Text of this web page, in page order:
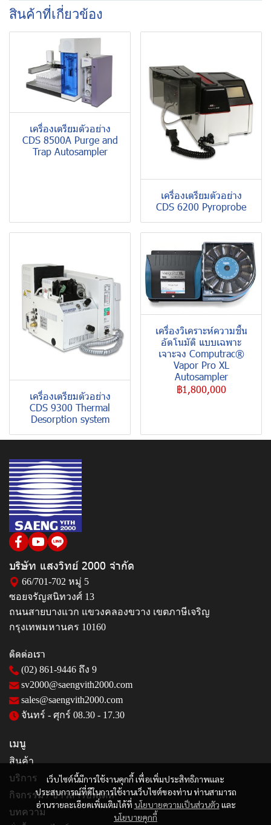
สินค้าที่เกี่ยวข้อง
เครื่องเตรียมตัวอย่าง
CDS 8500A Purge and
Trap Autosampler
เครื่องเตรียมตัวอย่าง
CDS 6200 Pyroprobe
เครื่องเตรียมตัวอย่าง
CDS 9300 Thermal
Desorption system
เครื่องวิเคราะห์ความชื้น
อัตโนมัติ แบบเฉพาะ
เจาะจง Computrac®
Vapor Pro XL
Autosampler
฿1,800,000
เว็บไซต์นี้มีการใช้งานคุกกี้ เพื่อเพิ่มประสิทธิภาพและ
ประสบการณ์ที่ดีในการใช้งานเว็บไซต์ของท่าน ท่านสามารถ
อ่านรายละเอียดเพิ่มเติมได้ที่ นโยบายความเป็นส่วนตัว และ
นโยบายคุกกี้
บริษัท แสงวิทย์ 2000 จำกัด
66/701-702 หมู่ 5
ซอยจรัญสนิทวงศ์ 13
ถนนสายบางแวก แขวงคลองขวาง เขตภาษีเจริญ
กรุงเทพมหานคร 10160
ติดต่อเรา
(02) 861-9446 ถึง 9
sv2000@saengvith2000.com
sales@saengvith2000.com
จันทร์ - ศุกร์ 08.30 - 17.30
เมนู
สินค้า
บริการ
กิจกรรม / ข่าวสารอัพเดท
บทความ